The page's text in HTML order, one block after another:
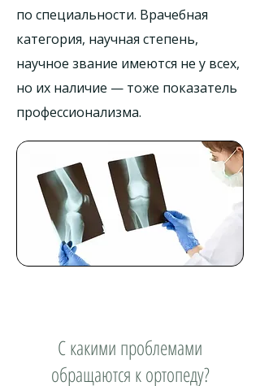
по специальности. Врачебная
категория, научная степень,
научное звание имеются не у всех,
но их наличие — тоже показатель
профессионализма.
С какими проблемами
обращаются к ортопеду?